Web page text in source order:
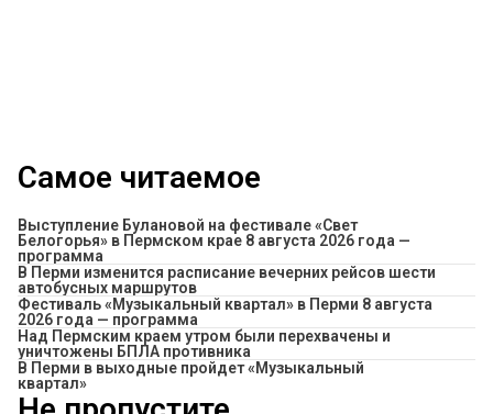
Самое читаемое
Выступление Булановой на фестивале «Свет
Белогорья» в Пермском крае 8 августа 2026 года —
программа
​В Перми изменится расписание вечерних рейсов шести
автобусных маршрутов
Фестиваль «Музыкальный квартал» в Перми 8 августа
2026 года — программа
Над Пермским краем утром были перехвачены и
уничтожены БПЛА противника
В Перми в выходные пройдет «Музыкальный
квартал»